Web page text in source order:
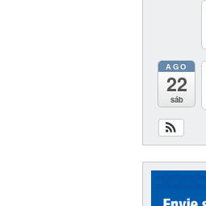
AGO
22
sáb